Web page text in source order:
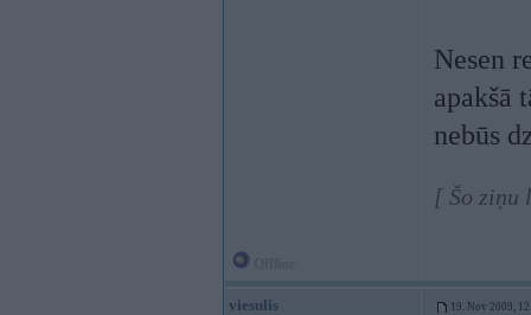
Nesen
apakšā
nebūs
[ Šo ziņu
viesulis 19. Nov 2009,